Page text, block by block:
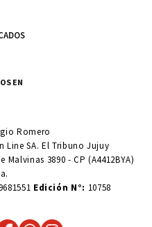
EN
Romero
Line SA. El Tribuno Jujuy
Malvinas 3890 - CP (A4412BYA)
Edición N°: 10758